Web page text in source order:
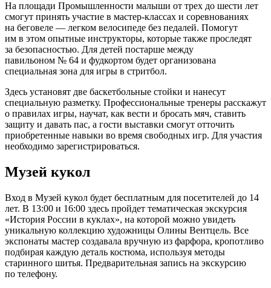
На площади Промышленности малыши от трех до шести лет
смогут принять участие в мастер-классах и соревнованиях
на беговеле — легком велосипеде без педалей. Помогут
им в этом опытные инструкторы, которые также проследят
за безопасностью. Для детей постарше между
павильоном № 64 и фудкортом будет организована
специальная зона для игры в стритбол.
Здесь установят две баскетбольные стойки и нанесут
специальную разметку. Профессиональные тренеры расскажут
о правилах игры, научат, как вести и бросать мяч, ставить
защиту и давать пас, а гости выставки смогут отточить
приобретенные навыки во время свободных игр. Для участия
необходимо зарегистрироваться.
Музей кукол
Вход в Музей кукол будет бесплатным для посетителей до 14
лет. В 13:00 и 16:00 здесь пройдет тематическая экскурсия
«История России в куклах», на которой можно увидеть
уникальную коллекцию художницы Олины Вентцель. Все
экспонаты мастер создавала вручную из фарфора, кропотливо
подбирая каждую деталь костюма, используя методы
старинного шитья. Предварительная запись на экскурсию
по телефону.